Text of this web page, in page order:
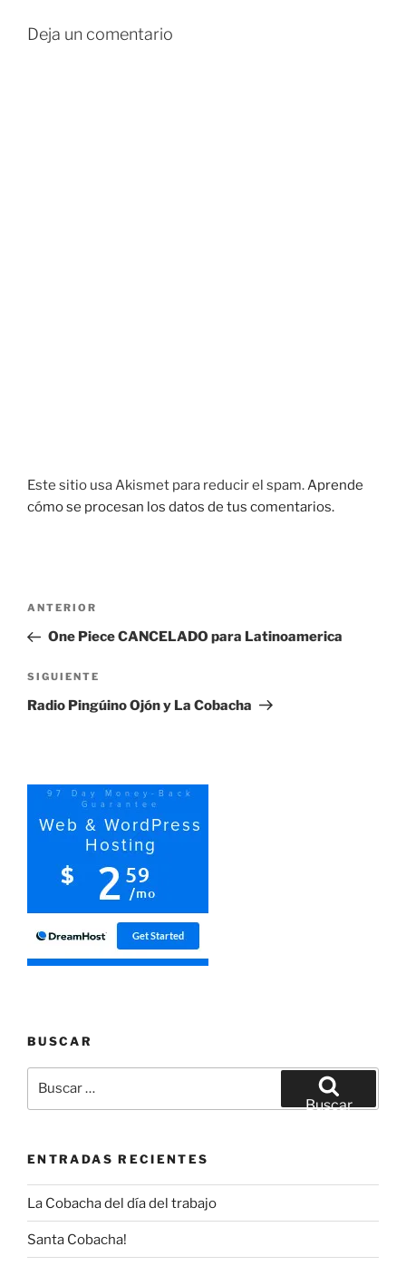
Deja un comentario
Este sitio usa Akismet para reducir el spam.Aprende
cómo se procesan los datos de tus comentarios.
Navegación
entradas
Entrada
anterior:
ANTERIOR
One Piece CANCELADO para Latinoamerica
Siguiente
entrada
SIGUIENTE
Radio Pingúino Ojón y La Cobacha
BUSCAR
por:
Buscar
ENTRADAS RECIENTES
La Cobacha del día del trabajo
Santa Cobacha!